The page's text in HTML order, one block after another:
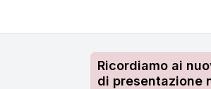
Ricordiamo ai
di presentazione